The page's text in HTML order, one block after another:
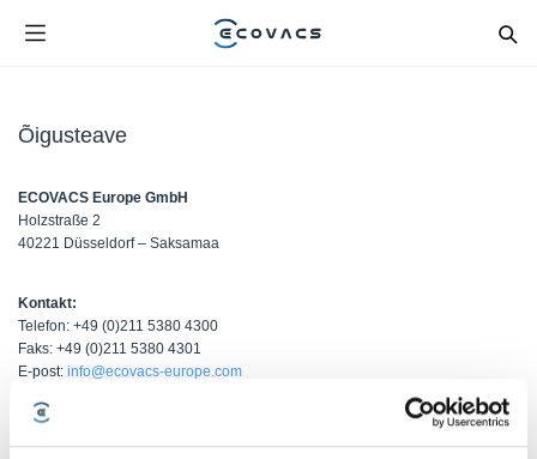
Õigusteave
ECOVACS Europe GmbH
Holzstraße 2
40221 Düsseldorf – Saksamaa
Kontakt:
Telefon: +49 (0)211 5380 4300
Faks: +49 (0)211 5380 4301
E-post: info@ecovacs-europe.com